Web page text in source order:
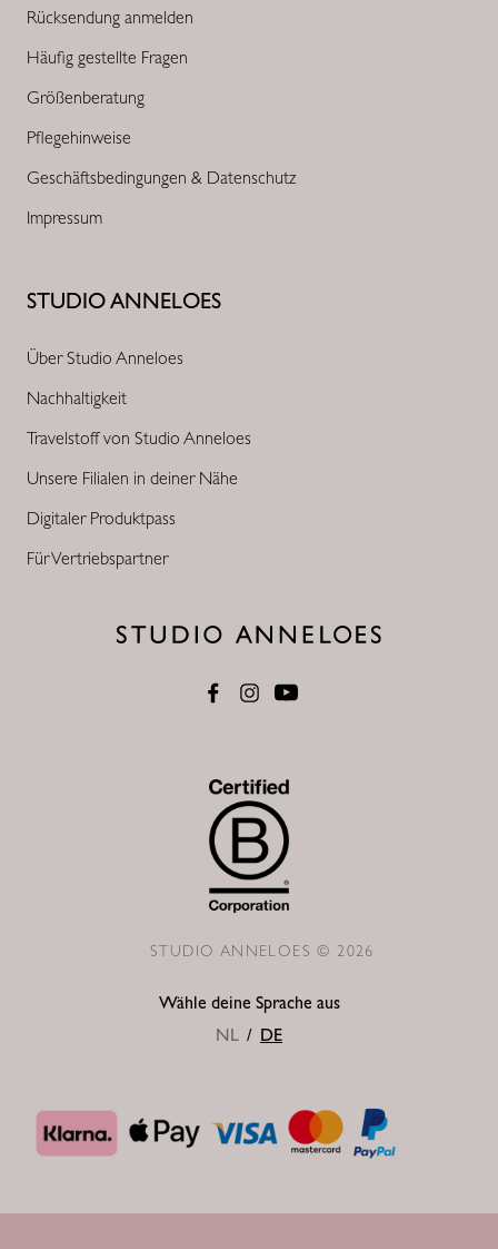
STUDIO ANNELOES
Über Studio Anneloes
Nachhaltigkeit
Travelstoff von Studio Anneloes
Unsere Filialen in deiner Nähe
Digitaler Produktpass
Für Vertriebspartner
Rücksendung anmelden
Häufig gestellte Fragen
Größenberatung
Pflegehinweise
Geschäftsbedingungen & Datenschutz
Impressum
Wähle deine Sprache aus
NL / DE
STUDIO ANNELOES © 2026